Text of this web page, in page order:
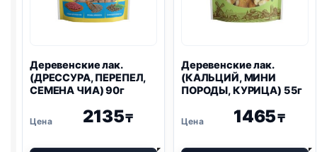
Деревенские лак.
(ДРЕССУРА, ПЕРЕПЕЛ,
СЕМЕНА ЧИА) 90г
2135₸
Деревенские лак.
(КАЛЬЦИЙ, МИНИ
ПОРОДЫ, КУРИЦА) 55г
1465₸